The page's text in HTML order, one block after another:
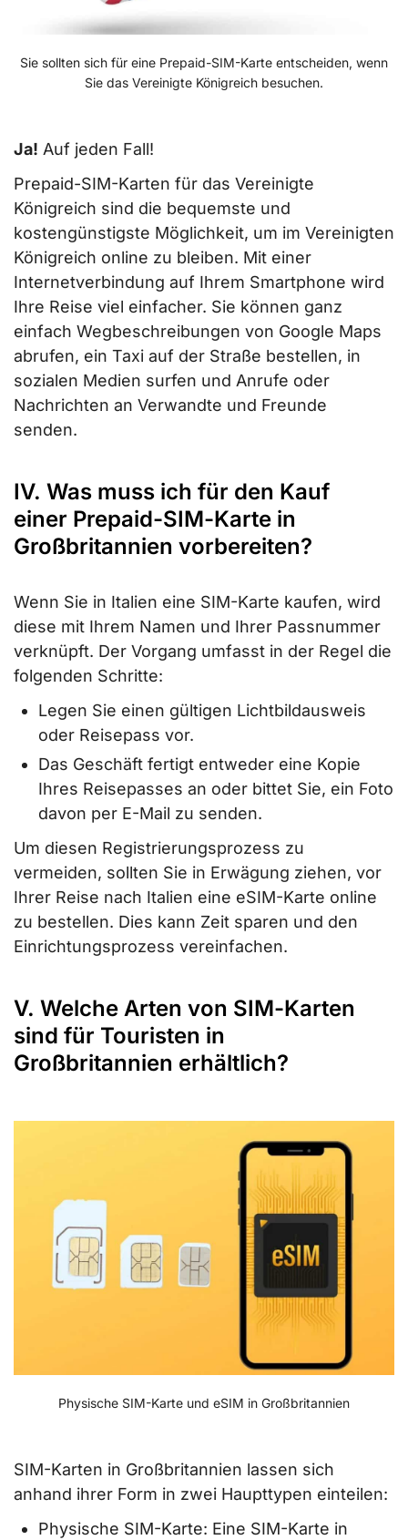
Sie sollten sich für eine Prepaid-SIM-Karte entscheiden, wenn
Sie das Vereinigte Königreich besuchen.
Ja! Auf jeden Fall!
Prepaid-SIM-Karten für das Vereinigte
Königreich sind die bequemste und
kostengünstigste Möglichkeit, um im Vereinigten
Königreich online zu bleiben. Mit einer
Internetverbindung auf Ihrem Smartphone wird
Ihre Reise viel einfacher. Sie können ganz
einfach Wegbeschreibungen von Google Maps
abrufen, ein Taxi auf der Straße bestellen, in
sozialen Medien surfen und Anrufe oder
Nachrichten an Verwandte und Freunde
senden.
IV. Was muss ich für den Kauf
einer Prepaid-SIM-Karte in
Großbritannien vorbereiten?
Wenn Sie in Italien eine SIM-Karte kaufen, wird
diese mit Ihrem Namen und Ihrer Passnummer
verknüpft. Der Vorgang umfasst in der Regel die
folgenden Schritte:
Legen Sie einen gültigen Lichtbildausweis
oder Reisepass vor.
Das Geschäft fertigt entweder eine Kopie
Ihres Reisepasses an oder bittet Sie, ein Foto
davon per E-Mail zu senden.
Um diesen Registrierungsprozess zu
vermeiden, sollten Sie in Erwägung ziehen, vor
Ihrer Reise nach Italien eine eSIM-Karte online
zu bestellen. Dies kann Zeit sparen und den
Einrichtungsprozess vereinfachen.
V. Welche Arten von SIM-Karten
sind für Touristen in
Großbritannien erhältlich?
Physische SIM-Karte und eSIM in Großbritannien
SIM-Karten in Großbritannien lassen sich
anhand ihrer Form in zwei Haupttypen einteilen:
Physische SIM-Karte: Eine SIM-Karte in